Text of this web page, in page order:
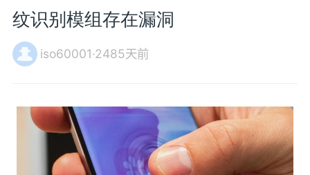
纹识别模组存在漏洞
iso60001·2485天前